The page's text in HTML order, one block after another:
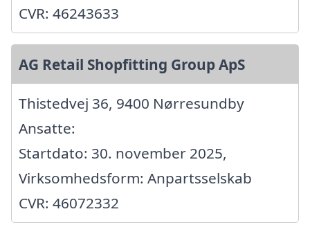
CVR: 46243633
AG Retail Shopfitting Group ApS
Thistedvej 36, 9400 Nørresundby
Ansatte:
Startdato: 30. november 2025,
Virksomhedsform: Anpartsselskab
CVR: 46072332